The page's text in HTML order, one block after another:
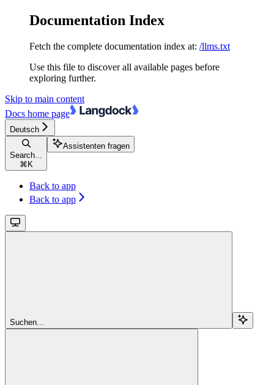
Documentation Index
Fetch the complete documentation index at: /llms.txt
Use this file to discover all available pages before
exploring further.
Skip to main content
Docs home page
Deutsch
Search...
⌘ K
Assistenten fragen
Back to app
Back to app
Suchen...